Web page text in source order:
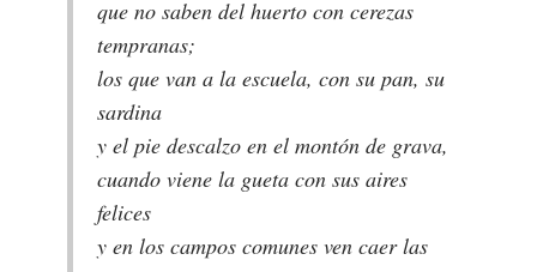
que no saben del huerto con cerezas
tempranas;
los que van a la escuela, con su pan, su
sardina
y el pie descalzo en el montón de grava,
cuando viene la gueta con sus aires
felices
y en los campos comunes ven caer las